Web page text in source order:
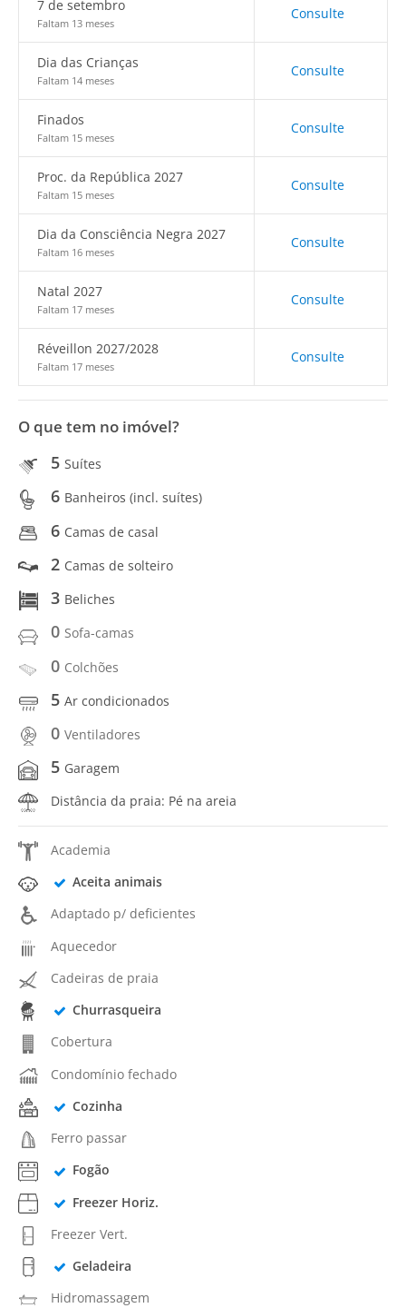
7 de setembro
Faltam 13 meses
Consulte
Dia das Crianças
Faltam 14 meses
Consulte
Finados
Faltam 15 meses
Consulte
Proc. da República 2027
Faltam 15 meses
Consulte
Dia da Consciência Negra 2027
Faltam 16 meses
Consulte
Natal 2027
Faltam 17 meses
Consulte
Réveillon 2027/2028
Faltam 17 meses
Consulte
O que tem no imóvel?
5 Suítes
6 Banheiros (incl. suítes)
6 Camas de casal
2 Camas de solteiro
3 Beliches
0 Sofa-camas
0 Colchões
5 Ar condicionados
0 Ventiladores
5 Garagem
Distância da praia: Pé na areia
Academia
Aceita animais
Adaptado p/ deficientes
Aquecedor
Cadeiras de praia
Churrasqueira
Cobertura
Condomínio fechado
Cozinha
Ferro passar
Fogão
Freezer Horiz.
Freezer Vert.
Geladeira
Hidromassagem